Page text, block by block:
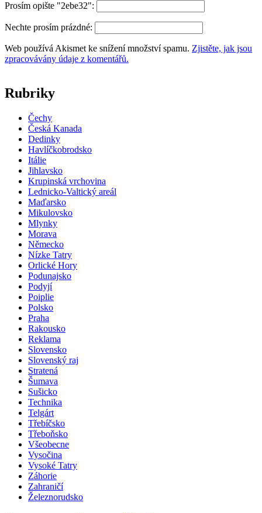
Prosím opište "2ebe32":
Nechte prosím prázdné:
Web používá Akismet ke snížení množství spamu. Zjistěte, jak jsou
zpracovávány údaje z komentářů.
Rubriky
Čechy
Česká Kanada
Dedinky
Havlíčkobrodsko
Itálie
Jihlavsko
Krupinská vrchovina
Lednicko-Valtický areál
Maďarsko
Mikulovsko
Mlynky
Morava
Německo
Nízke Tatry
Orlické Hory
Podunajsko
Podyjí
Poiplie
Polsko
Praha
Rakousko
Reklama
Slovensko
Slovenský raj
Stratená
Šumava
Sušicko
Technika
Telgárt
Třebíčsko
Třeboňsko
Všeobecne
Vysočina
Vysoké Tatry
Záhorie
Zahraničí
Železnorudsko